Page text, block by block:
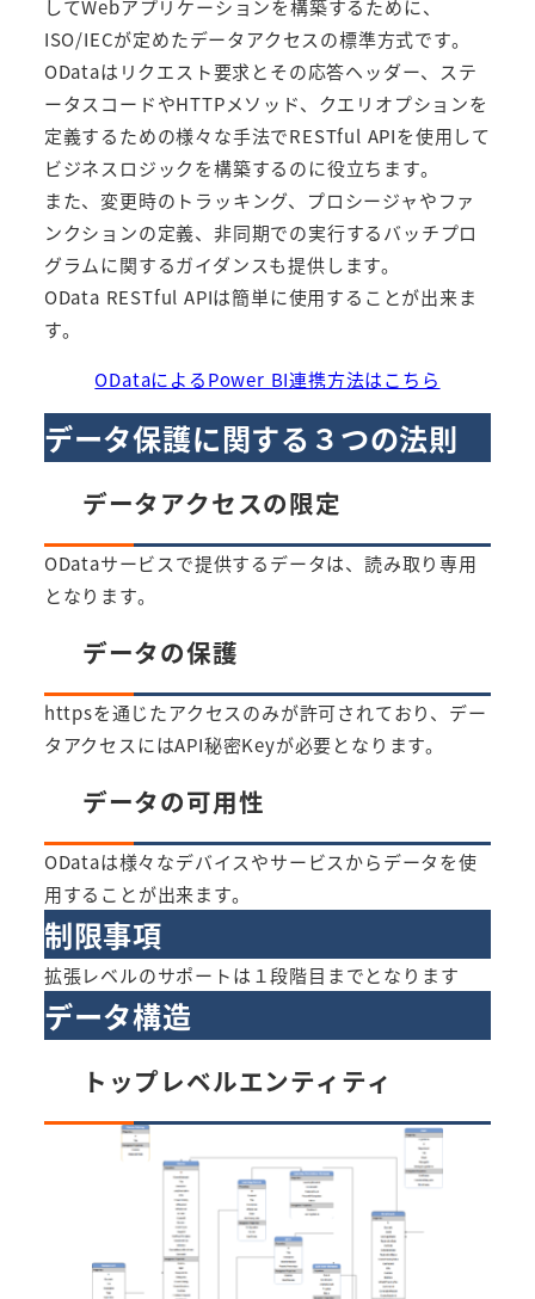
してWebアプリケーションを構築するために、
ISO/IECが定めたデータアクセスの標準方式です。
ODataはリクエスト要求とその応答ヘッダー、ステ
ータスコードやHTTPメソッド、クエリオプションを
定義するための様々な手法でRESTful APIを使用して
ビジネスロジックを構築するのに役立ちます。
また、変更時のトラッキング、プロシージャやファ
ンクションの定義、非同期での実行するバッチプロ
グラムに関するガイダンスも提供します。
OData RESTful APIは簡単に使用することが出来ま
す。
ODataによるPower BI連携方法はこちら
データ保護に関する３つの法則
データアクセスの限定
ODataサービスで提供するデータは、読み取り専用
となります。
データの保護
httpsを通じたアクセスのみが許可されており、デー
タアクセスにはAPI秘密Keyが必要となります。
データの可用性
ODataは様々なデバイスやサービスからデータを使
用することが出来ます。
制限事項
拡張レベルのサポートは１段階目までとなります
データ構造
トップレベルエンティティ